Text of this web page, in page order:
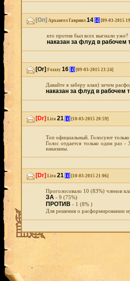
[Gn] Архангел Гавриил 14 [i] [09-03-2015
кто против был всех выгнали уже?
наказан за флуд в рабочем
[Or] Fozzzy 16 [i] [09-03-2015 23:24]
Давайте я заберу клан) зачем
наказан за флуд в рабочем
[Dr] Lira 21 [i] [10-03-2015 20:59]
Топ официальный. Голосуют
Голос отдается только один раз
наказаны.
[Dr] Lira 21 [i] [10-03-2015 21:06]
Проголосовало 10 (83%) членов
ЗА- 9 (75%)
ПРОТИВ- 1 (8% )
Для решения о расформировании